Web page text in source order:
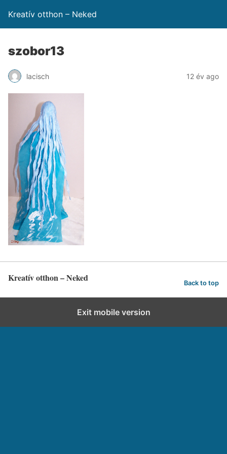
Kreatív otthon – Neked
szobor13
lacisch 12 év ago
Kreatív otthon – Neked Back to top
Exit mobile version